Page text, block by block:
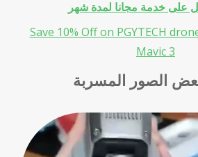
Save 10% Off on PGYTECH
Mavic 3
الصور المسربة